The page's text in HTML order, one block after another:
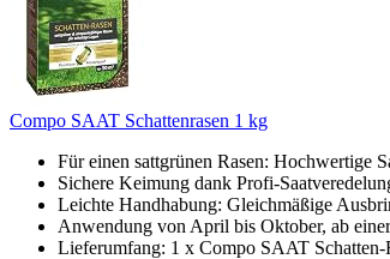
Compo SAAT Schattenrasen 1 kg
Für einen sattgrünen Rasen: Hochwertige
Sichere Keimung dank Profi-
Leichte Handhabung: Gleichmäßige
Anwendung von April bis Oktober, ab
Lieferumfang: 1 x Compo SAAT